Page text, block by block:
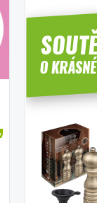
ženským